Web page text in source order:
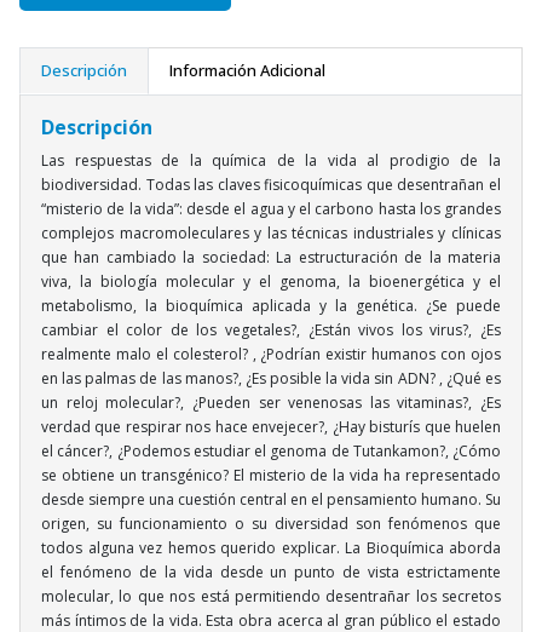
Descripción Información Adicional
Descripción
Las respuestas de la química de la vida al prodigio de la
biodiversidad. Todas las claves fisicoquímicas que desentrañan el
“misterio de la vida”: desde el agua y el carbono hasta los grandes
complejos macromoleculares y las técnicas industriales y clínicas
que han cambiado la sociedad: La estructuración de la materia
viva, la biología molecular y el genoma, la bioenergética y el
metabolismo, la bioquímica aplicada y la genética. ¿Se puede
cambiar el color de los vegetales?, ¿Están vivos los virus?, ¿Es
realmente malo el colesterol? , ¿Podrían existir humanos con ojos
en las palmas de las manos?, ¿Es posible la vida sin ADN? , ¿Qué es
un reloj molecular?, ¿Pueden ser venenosas las vitaminas?, ¿Es
verdad que respirar nos hace envejecer?, ¿Hay bisturís que huelen
el cáncer?, ¿Podemos estudiar el genoma de Tutankamon?, ¿Cómo
se obtiene un transgénico? El misterio de la vida ha representado
desde siempre una cuestión central en el pensamiento humano. Su
origen, su funcionamiento o su diversidad son fenómenos que
todos alguna vez hemos querido explicar. La Bioquímica aborda
el fenómeno de la vida desde un punto de vista estrictamente
molecular, lo que nos está permitiendo desentrañar los secretos
más íntimos de la vida. Esta obra acerca al gran público el estado